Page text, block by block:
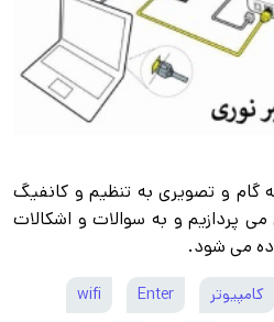
گام و تصویری به تنظیم و کانفیگ
پردازیم و به سوالات و اشکالات
می شود.
کامپیوتر Enter
wifi